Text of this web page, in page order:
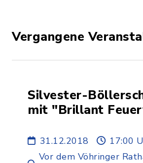
Vergangene
Silvester-
mit "Brillant
31.12.2018
17:00
Vor dem Vöhringer